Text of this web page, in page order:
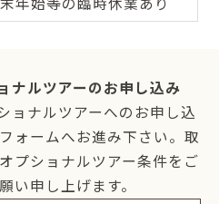
年始等の臨時休業あり
ナルツアーのお申し込み
ョナルツアーへのお申し込
ォームへお進み下さい。取
プショナルツアー条件をご
い申し上げます。